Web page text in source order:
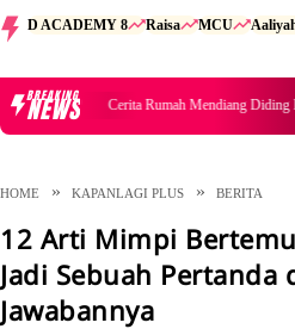
D ACADEMY 8 Raisa MCU
BREAKING
NEWS Cerita Rumah Mendiang Diding
HOME KAPANLAGI PLUS BERITA
12 Arti Mimpi
Jadi Sebuah Pertanda
Jawabannya